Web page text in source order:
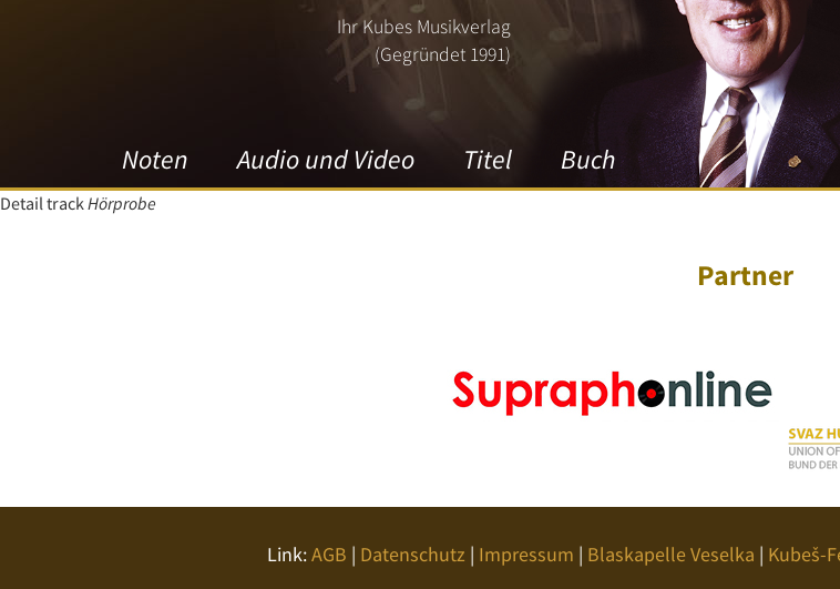
Ihr Kubes Musikverlag
(Gegründet 1991)
Noten Audio und Video Titel Buch
Detail trackHörprobe
Partner
Link:AGB | Datenschutz | Impressum | Blaskapelle Veselka | Kubeš-